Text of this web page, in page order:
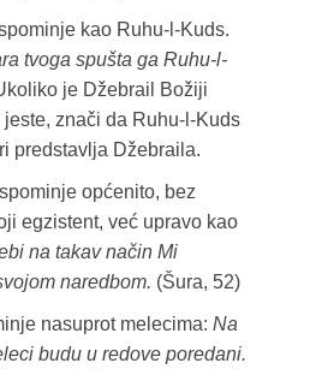
kao Ruhu-l-Kuds.
tvoga spušta ga Ruhu-l-
je Džebrail Božiji
znači da Ruhu-l-Kuds
predstavlja Džebraila.
općenito, bez
egzistent, već upravo kao
na takav način Mi
naredbom. (Šura, 52)
nasuprot melecima: Na
budu u redove poredani.